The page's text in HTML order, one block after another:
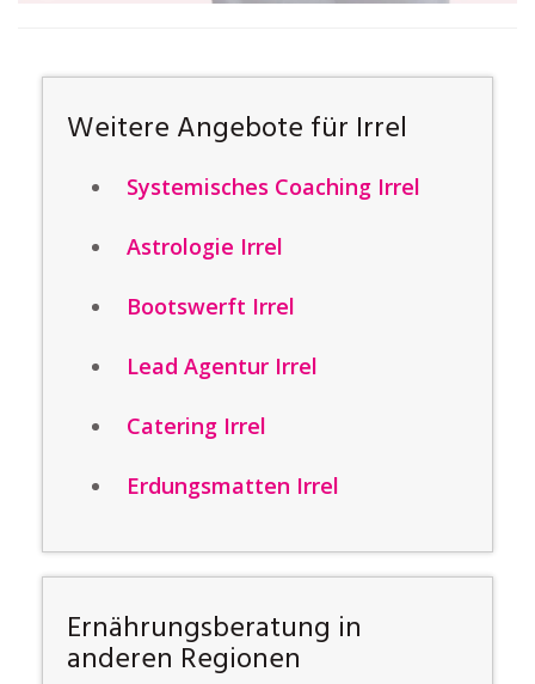
Weitere Angebote für Irrel
Systemisches Coaching Irrel
Astrologie Irrel
Bootswerft Irrel
Lead Agentur Irrel
Catering Irrel
Erdungsmatten Irrel
Ernährungsberatung in
anderen Regionen